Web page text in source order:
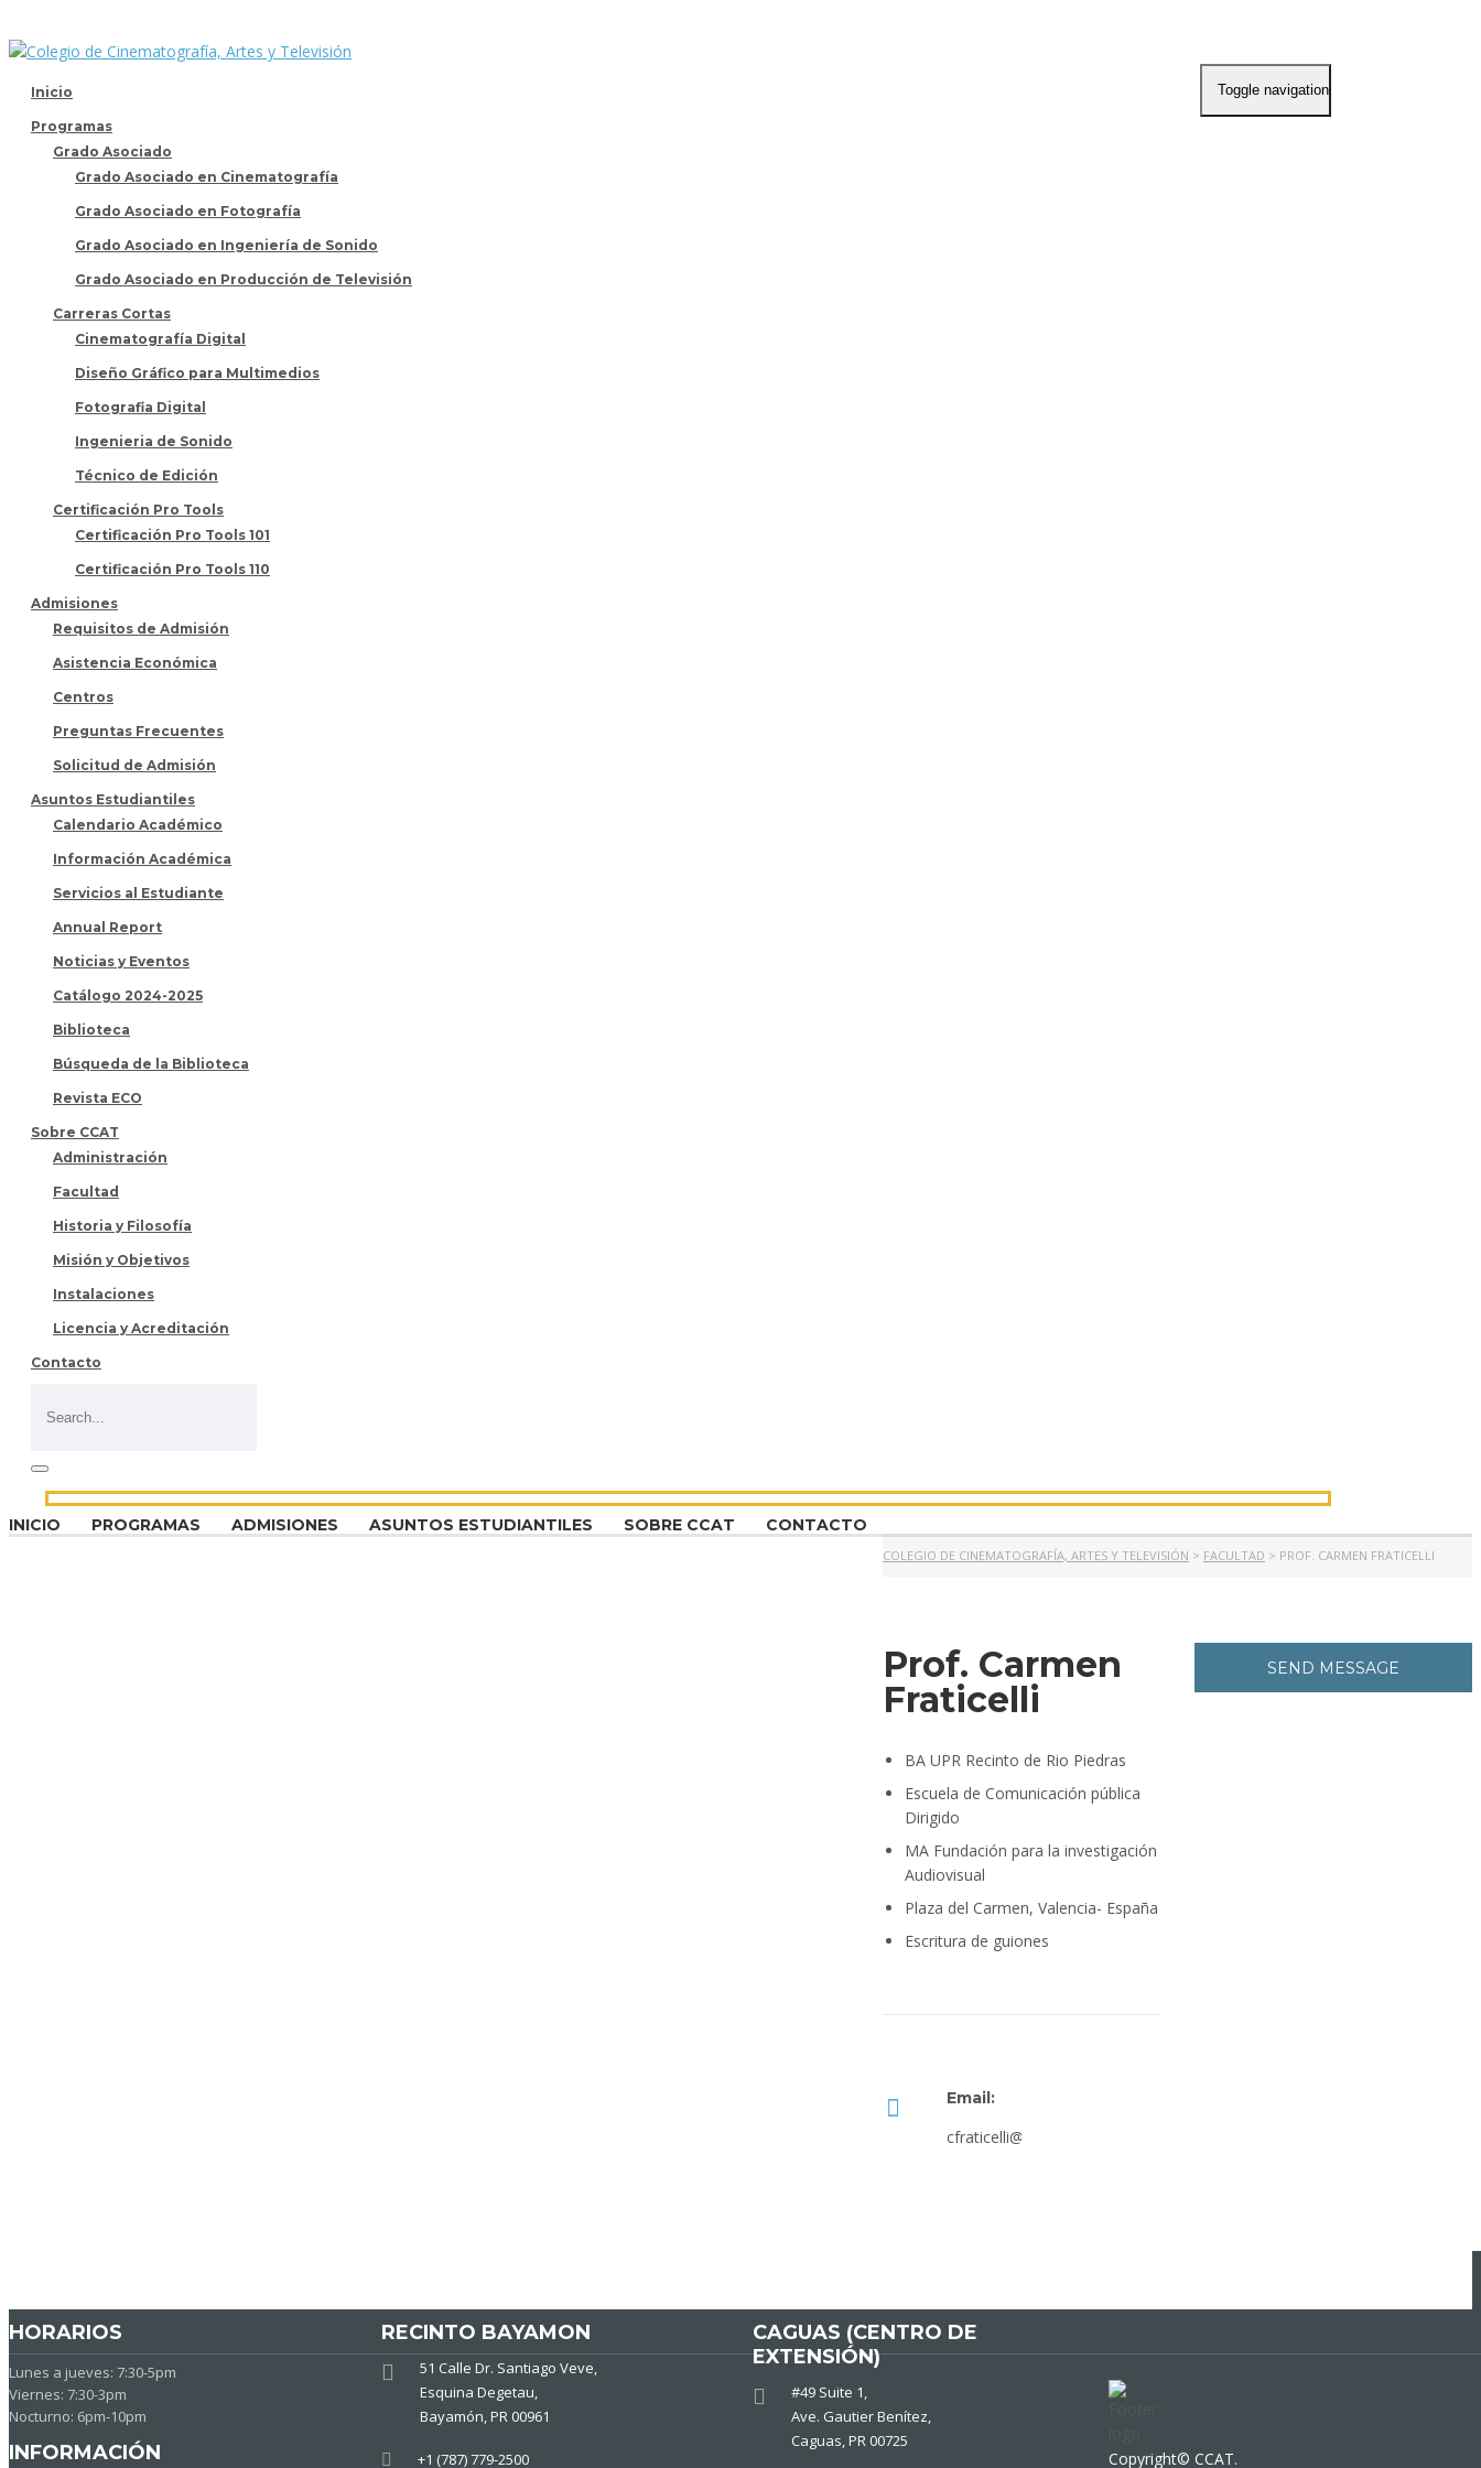
Toggle navigation
Inicio
Programas
Grado Asociado
Grado Asociado en Cinematografía
Grado Asociado en Fotografía
Grado Asociado en Ingeniería de Sonido
Grado Asociado en Producción de Televisión
Carreras Cortas
Cinematografía Digital
Diseño Gráfico para Multimedios
Fotografia Digital
Ingenieria de Sonido
Técnico de Edición
Certificación Pro Tools
Certificación Pro Tools 101
Certificación Pro Tools 110
Admisiones
Requisitos de Admisión
Asistencia Económica
Centros
Preguntas Frecuentes
Solicitud de Admisión
Asuntos Estudiantiles
Calendario Académico
Información Académica
Servicios al Estudiante
Annual Report
Noticias y Eventos
Catálogo 2024-2025
Biblioteca
Búsqueda de la Biblioteca
Revista ECO
Sobre CCAT
Administración
Facultad
Historia y Filosofía
Misión y Objetivos
Instalaciones
Licencia y Acreditación
Contacto
INICIO PROGRAMAS ADMISIONES ASUNTOS ESTUDIANTILES SOBRE CCAT CONTACTO
COLEGIO DE CINEMATOGRAFÍA, ARTES Y TELEVISIÓN > FACULTAD > PROF. CARMEN FRATICELLI
Prof. Carmen
Fraticelli
BA UPR Recinto de Rio Piedras
Escuela de Comunicación pública
Dirigido
MA Fundación para la investigación
Audiovisual
Plaza del Carmen, Valencia- España
Escritura de guiones
Email:
cfraticelli@ccat.edu
SEND MESSAGE
HORARIOS
Lunes a jueves: 7:30-5pm
Viernes: 7:30-3pm
Nocturno: 6pm-10pm
INFORMACIÓN
RECINTO BAYAMON
51 Calle Dr. Santiago Veve,
Esquina Degetau,
Bayamón, PR 00961
+1 (787) 779-2500
CAGUAS (CENTRO DE
EXTENSIÓN)
#49 Suite 1,
Ave. Gautier Benítez,
Caguas, PR 00725
Copyright© CCAT.